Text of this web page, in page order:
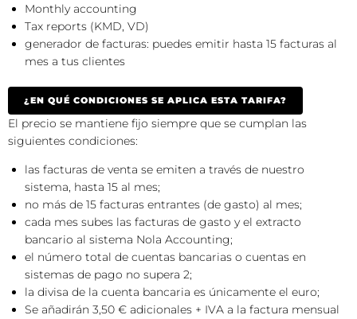
Monthly accounting
Tax reports (KMD, VD)
generador de facturas: puedes emitir hasta 15 facturas al
mes a tus clientes
¿EN QUÉ CONDICIONES SE APLICA ESTA TARIFA?
El precio se mantiene fijo siempre que se cumplan las
siguientes condiciones:
las facturas de venta se emiten a través de nuestro
sistema, hasta 15 al mes;
no más de 15 facturas entrantes (de gasto) al mes;
cada mes subes las facturas de gasto y el extracto
bancario al sistema Nola Accounting;
el número total de cuentas bancarias o cuentas en
sistemas de pago no supera 2;
la divisa de la cuenta bancaria es únicamente el euro;
Se añadirán 3,50 € adicionales + IVA a la factura mensual